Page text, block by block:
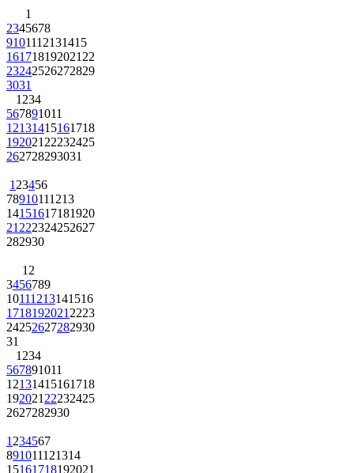
1
2345678
9101112131415
161718192021 22
23242526272829
3031
1 234
567891011
12131415161718
192021 22232425
262728293031
1 23456
78910111213
14151617181920
21 222324252627
282930
1 2
3456789
10111213141516
1718192021 2223
24252627282930
31
1 234
567891011
12131415161718
192021 22232425
2627282930
1 234567
891011121314
15161718192021